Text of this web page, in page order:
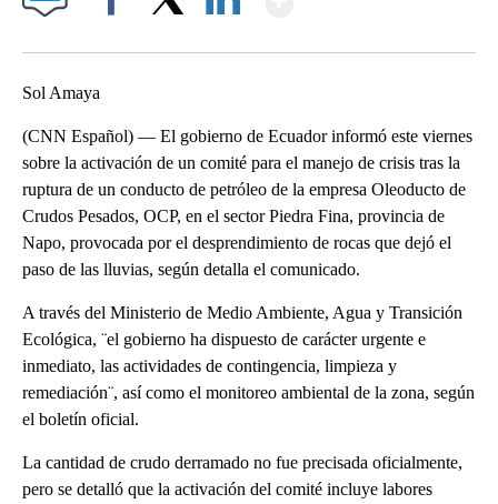
Sol Amaya
(CNN Español) — El gobierno de Ecuador informó este viernes
sobre la activación de un comité para el manejo de crisis tras la
ruptura de un conducto de petróleo de la empresa Oleoducto de
Crudos Pesados, OCP, en el sector Piedra Fina, provincia de
Napo, provocada por el desprendimiento de rocas que dejó el
paso de las lluvias, según detalla el comunicado.
A través del Ministerio de Medio Ambiente, Agua y Transición
Ecológica, ¨el gobierno ha dispuesto de carácter urgente e
inmediato, las actividades de contingencia, limpieza y
remediación¨, así como el monitoreo ambiental de la zona, según
el boletín oficial.
La cantidad de crudo derramado no fue precisada oficialmente,
pero se detalló que la activación del comité incluye labores